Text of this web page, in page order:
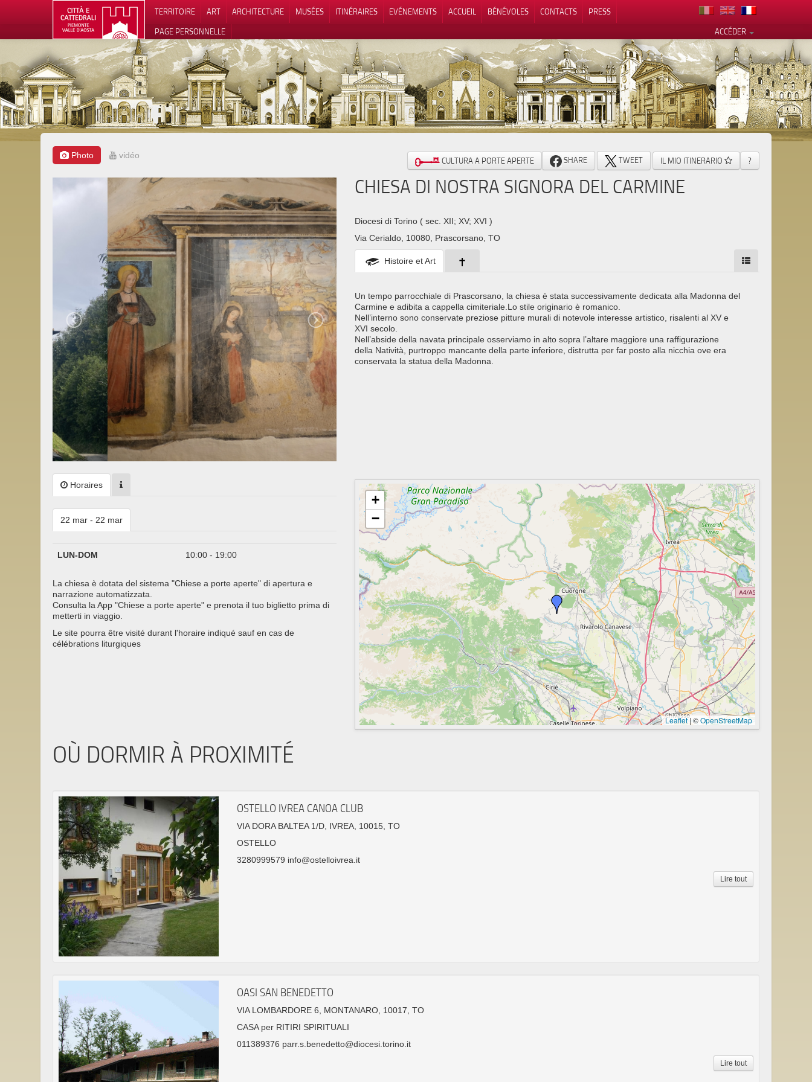
TERRITOIRE ART ARCHITECTURE MUSÉES ITINÉRAIRES EVÉNEMENTS ACCUEIL BÉNÉVOLES CONTACTS
PRESS
ACCÉDER
PAGE PERSONNELLE
Photo vidéo CULTURA A PORTE APERTE SHARE TWEET IL MIO ITINERARIO ?
CHIESA DI NOSTRA SIGNORA DEL CARMINE
Diocesi di Torino ( sec. XII; XV; XVI )
Via Cerialdo, 10080, Prascorsano, TO
Histoire et Art
Un tempo parrocchiale di Prascorsano, la chiesa è stata successivamente dedicata alla Madonna del
Carmine e adibita a cappella cimiteriale.Lo stile originario è romanico.
Nell’interno sono conservate preziose pitture murali di notevole interesse artistico, risalenti al XV e
XVI secolo.
Nell’abside della navata principale osserviamo in alto sopra l’altare maggiore una raffigurazione
della Natività, purtroppo mancante della parte inferiore, distrutta per far posto alla nicchia ove era
conservata la statua della Madonna.
Horaires
22 mar - 22 mar
LUN-DOM 10:00 - 19:00
La chiesa è dotata del sistema "Chiese a porte aperte" di apertura e
narrazione automatizzata.
Consulta la App "Chiese a porte aperte" e prenota il tuo biglietto prima di
metterti in viaggio.
Le site pourra être visité durant l'horaire indiqué sauf en cas de
célébrations liturgiques
+
−
Leaflet| ©OpenStreetMap
OÙ DORMIR À PROXIMITÉ
OSTELLO IVREA CANOA CLUB
VIA DORA BALTEA 1/D, IVREA, 10015, TO
OSTELLO
3280999579 info@ostelloivrea.it
Lire tout
OASI SAN BENEDETTO
VIA LOMBARDORE 6, MONTANARO, 10017, TO
CASA per RITIRI SPIRITUALI
011389376 parr.s.benedetto@diocesi.torino.it
Lire tout
Vos choix en matière de confidentialité